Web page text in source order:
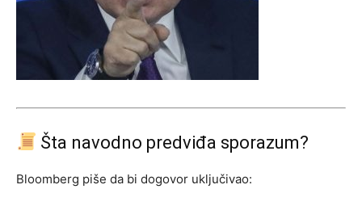
Šta navodno predviđa sporazum?
Bloomberg piše da bi dogovor uključivao: